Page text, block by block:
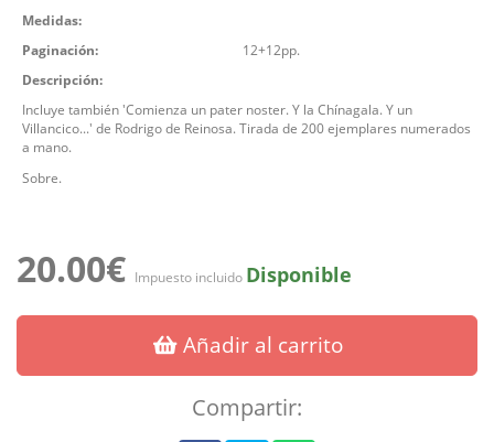
Medidas:
Paginación:
12+12pp.
Descripción:
Incluye también 'Comienza un pater noster. Y la Chínagala. Y un
Villancico...' de Rodrigo de Reinosa. Tirada de 200 ejemplares numerados
a mano.
Sobre.
20.00€ Impuesto incluido Disponible
Añadir al carrito
Compartir: